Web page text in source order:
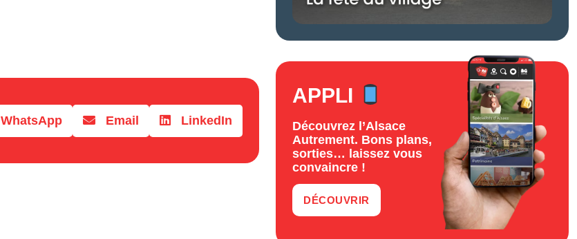
WhatsApp Email LinkedIn
APPLI
Découvrez l’Alsace
Autrement. Bons plans,
sorties… laissez vous
convaincre !
DÉCOUVRIR